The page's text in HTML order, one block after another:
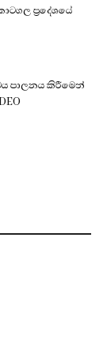
ප්‍රදේශයේ
පාලනය කිරීමෙන්